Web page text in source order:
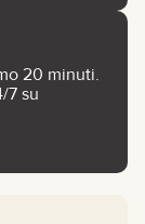
20 minuti.
7 su